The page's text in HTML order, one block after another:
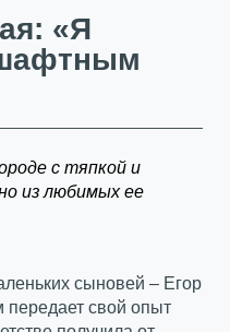
«Я
с тяпкой и
из любимых ее
сыновей – Егор
передает свой опыт